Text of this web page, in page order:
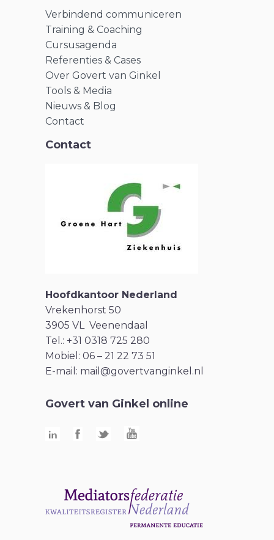
Verbindend communiceren
Training & Coaching
Cursusagenda
Referenties & Cases
Over Govert van Ginkel
Tools & Media
Nieuws & Blog
Contact
Contact
Hoofdkantoor Nederland
Vrekenhorst 50
3905 VL Veenendaal
Tel.: +31 0318 725 280
Mobiel: 06 – 21 22 73 51
E-mail: mail@govertvanginkel.nl
Govert van Ginkel online